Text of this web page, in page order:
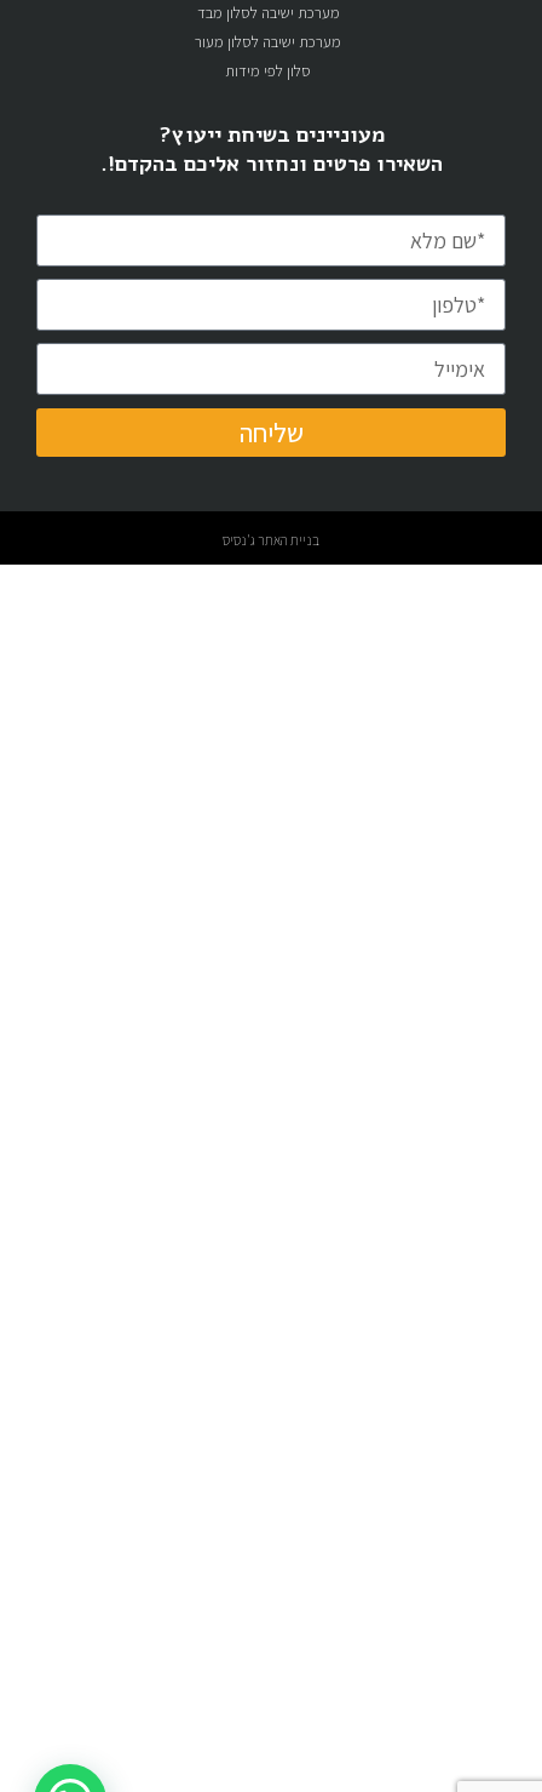
מערכת ישיבה לסלון מבד
מערכת ישיבה לסלון מעור
סלון לפי מידות
מעוניינים בשיחת ייעוץ?
השאירו פרטים ונחזור אליכם בהקדם!.
שליחה
בניית האתר ג'נסיס